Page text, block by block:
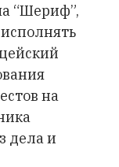
“Шериф”,
на
дела и